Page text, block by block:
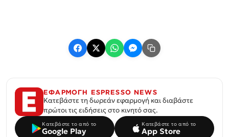
ΕΦΑΡΜΟΓΗ ESPRESSO NEWS
Κατεβάστε τη δωρεάν εφαρμογή και διαβάστε
πρώτοι τις ειδήσεις στο κινητό σας.
Κατεβάστε το από το
Google Play
Κατεβάστε το από το
App Store